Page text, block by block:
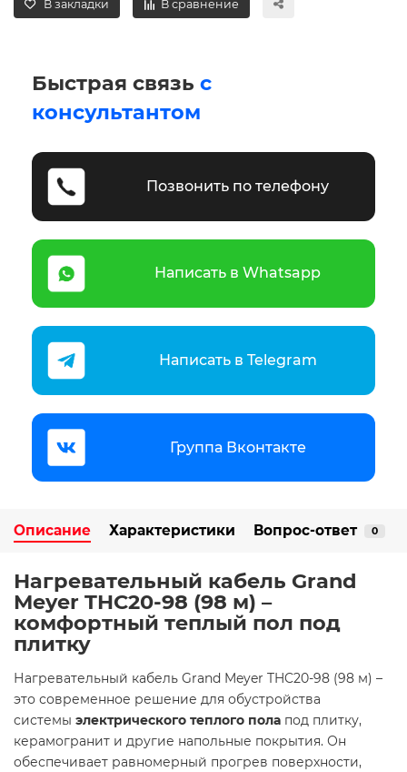
В закладки В сравнение
Быстрая связь с
консультантом
Позвонить по телефону
Написать в Whatsapp
Написать в Telegram
Группа Вконтакте
Описание Характеристики Вопрос-ответ 0
Нагревательный кабель Grand
Meyer THC20-98 (98 м) –
комфортный теплый пол под
плитку
Нагревательный кабель Grand Meyer THC20-98 (98 м) –
это современное решение для обустройства
системы электрического теплого пола под плитку,
керамогранит и другие напольные покрытия. Он
обеспечивает равномерный прогрев поверхности,